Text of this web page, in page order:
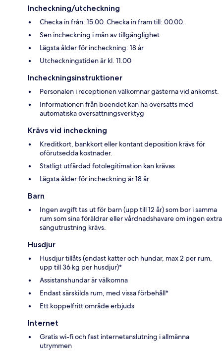
Incheckning/utcheckning
Checka in från: 15.00. Checka in fram till: 00.00.
Sen incheckning i mån av tillgänglighet
Lägsta ålder för incheckning: 18 år
Utcheckningstiden är kl. 11.00
Incheckningsinstruktioner
Personalen i receptionen välkomnar gästerna vid ankomst.
Informationen från boendet kan ha översatts med
automatiska översättningsverktyg
Krävs vid incheckning
Kreditkort, bankkort eller kontant deposition krävs för
oförutsedda kostnader.
Statligt utfärdad fotolegitimation kan krävas
Lägsta ålder för incheckning är 18 år
Barn
Ingen avgift tas ut för barn (upp till 12 år) som bor i samma
rum som sina föräldrar eller vårdnadshavare om ingen extra
sängutrustning krävs.
Husdjur
Husdjur tillåts (endast katter och hundar, max 2 per rum,
upp till 36 kg per husdjur)*
Assistanshundar är välkomna
Endast särskilda rum, med vissa förbehåll*
Ett koppelfritt område erbjuds
Internet
Gratis wi-fi och fast internetanslutning i allmänna
utrymmen